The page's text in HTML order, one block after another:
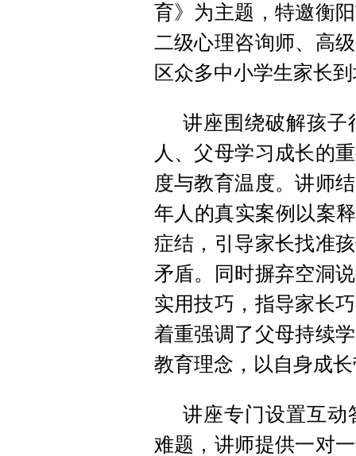
育》为主题，特邀衡
二级心理咨询师、高
区众多中小学生家长
讲座围绕破解孩子
人、父母学习成长的
度与教育温度。讲师
年人的真实案例以案
症结，引导家长找准
矛盾。同时摒弃空洞
实用技巧，指导家长
着重强调了父母持续
教育理念，以自身成
讲座专门设置互动
难题，讲师提供一对